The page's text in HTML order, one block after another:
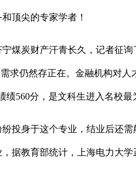
顶尖的专家学者！
炭财产汗青长久，记者征询
求仍然存正在。金融机构对
560分，是文科生进入名校最
身于这个专业，结业后还需
据教育部统计，上海电力大